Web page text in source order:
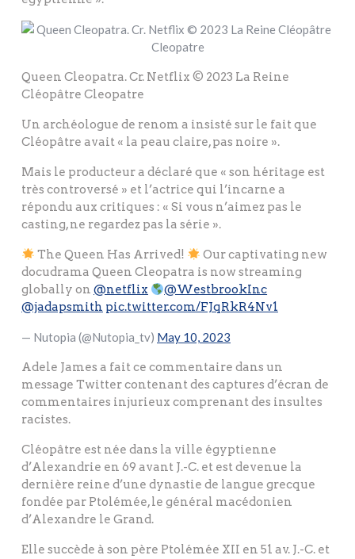
Queen Cleopatra. Cr. Netflix © 2023 La Reine
Cléopâtre Cleopatre
Un archéologue de renom a insisté sur le fait que
Cléopâtre avait « la peau claire, pas noire ».
Mais le producteur a déclaré que « son héritage est
très controversé » et l’actrice qui l’incarne a
répondu aux critiques : « Si vous n’aimez pas le
casting, ne regardez pas la série ».
The Queen Has Arrived!
Our captivating new
docudrama Queen Cleopatra is now streaming
globally on @netflix
@WestbrookInc
@jadapsmith pic.twitter.com/FJqRkR4Nv1
— Nutopia (@Nutopia_tv) May 10, 2023
Adele James a fait ce commentaire dans un
message Twitter contenant des captures d’écran de
commentaires injurieux comprenant des insultes
racistes.
Cléopâtre est née dans la ville égyptienne
d’Alexandrie en 69 avant J.-C. et est devenue la
dernière reine d’une dynastie de langue grecque
fondée par Ptolémée, le général macédonien
d’Alexandre le Grand.
Elle succède à son père Ptolémée XII en 51 av. J.-C. et